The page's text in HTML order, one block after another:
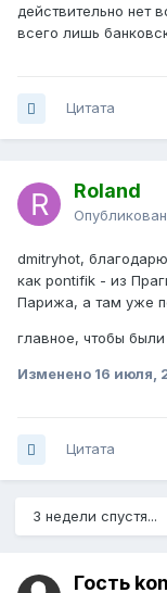
действительно нет
всего лишь
Цитата
Roland
dmitryhot,
как pontifik - из
Парижа, а там уже
главное, чтобы
Изменено 16 июля,
Цитата
3 недели спустя...
Гость